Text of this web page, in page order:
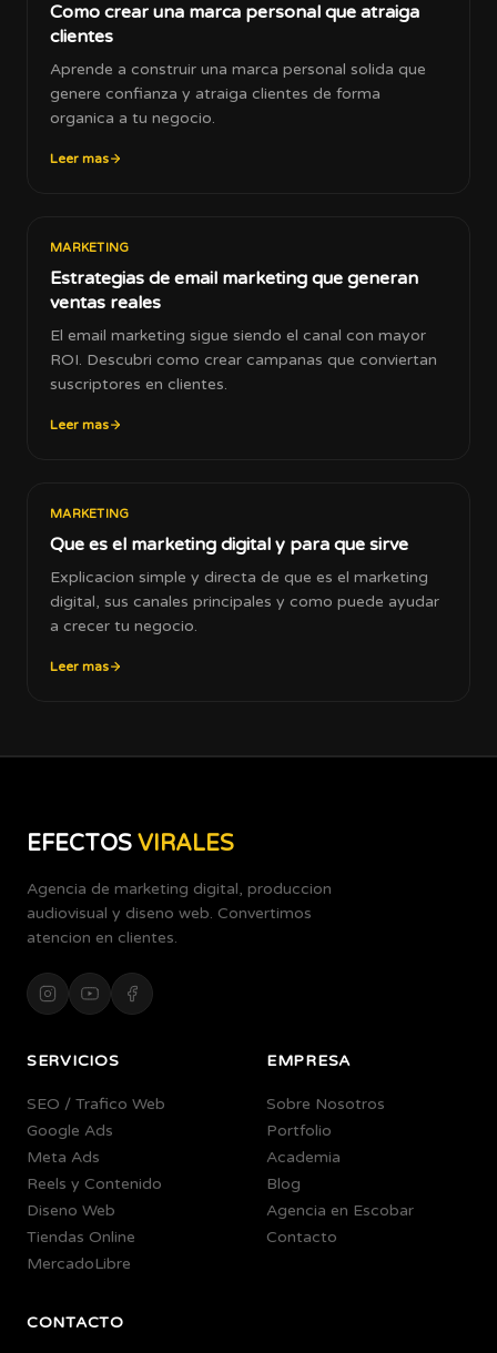
Como crear una marca personal que atraiga
clientes
Aprende a construir una marca personal solida que
genere confianza y atraiga clientes de forma
organica a tu negocio.
Leer mas
MARKETING
Estrategias de email marketing que generan
ventas reales
El email marketing sigue siendo el canal con mayor
ROI. Descubri como crear campanas que conviertan
suscriptores en clientes.
Leer mas
MARKETING
Que es el marketing digital y para que sirve
Explicacion simple y directa de que es el marketing
digital, sus canales principales y como puede ayudar
a crecer tu negocio.
Leer mas
EFECTOS VIRALES
Agencia de marketing digital, produccion
audiovisual y diseno web. Convertimos
atencion en clientes.
SERVICIOS
SEO / Trafico Web
Google Ads
Meta Ads
Reels y Contenido
Diseno Web
Tiendas Online
MercadoLibre
EMPRESA
Sobre Nosotros
Portfolio
Academia
Blog
Agencia en Escobar
Contacto
CONTACTO